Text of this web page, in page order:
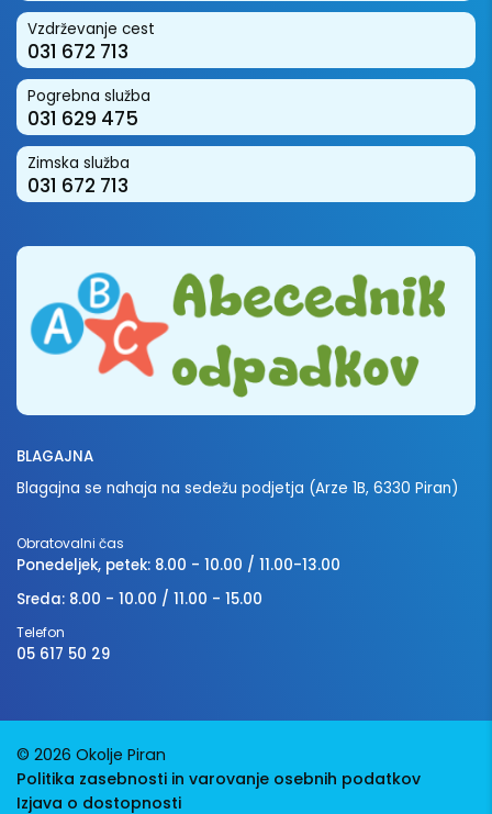
Vzdrževanje cest
031 672 713
Pogrebna služba
031 629 475
Zimska služba
031 672 713
BLAGAJNA
Blagajna se nahaja na sedežu podjetja (Arze 1B, 6330 Piran)
Obratovalni čas
Ponedeljek, petek: 8.00 - 10.00 / 11.00-13.00
Sreda: 8.00 - 10.00 / 11.00 - 15.00
Telefon
05 617 50 29
© 2026 Okolje Piran
Politika zasebnosti in varovanje osebnih podatkov
Izjava o dostopnosti